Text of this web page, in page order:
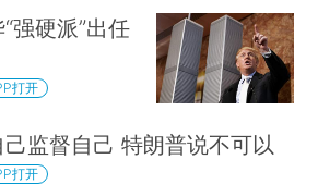
强硬派”出任
打开
监督自己 特朗普说不可以
打开